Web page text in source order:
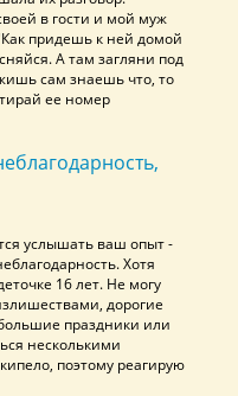
в гости и мой муж
придешь к ней домой
А там загляни под
сам знаешь что, то
ее номер
услышать ваш опыт -
Хотя
16 лет. Не могу
дорогие
праздники или
несколькими
поэтому реагирую